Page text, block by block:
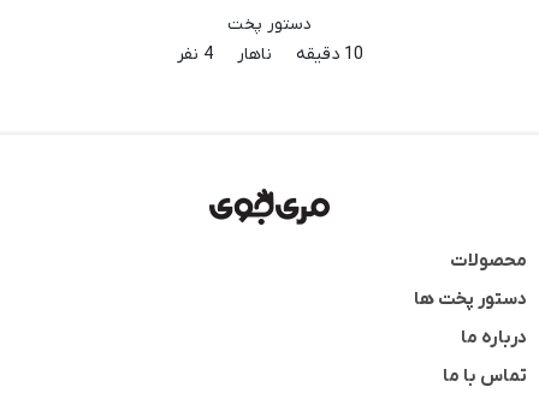
دستور پخت
30 دقیقه
ناهار 4 نفر
محصولات
دستور پخت ها
درباره ما
تماس با ما